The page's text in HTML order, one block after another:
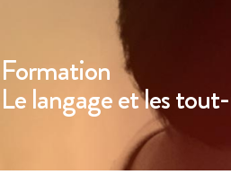
Formation
Le langage et les